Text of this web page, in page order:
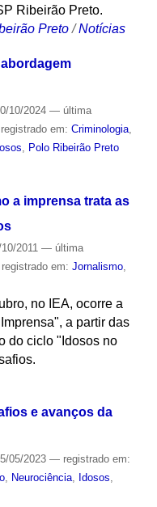
Ribeirão Preto.
Preto /Notícias
10/2024 — última
em: Criminologia,
Polo Ribeirão Preto
a imprensa trata as
2011 — última
em: Jornalismo,
no IEA, ocorre a
a partir das
do ciclo "Idosos no
e avanços da
05/2023 — registrado em:
, Neurociência, Idosos,